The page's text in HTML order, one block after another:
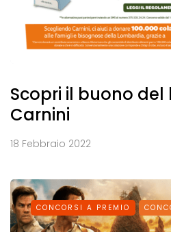
Scopri il buono
Carnini
18 Febbraio 2022
CONCORSI A PREMIO